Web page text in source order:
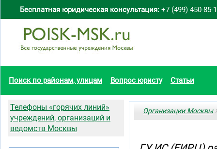
Бесплатная юридическая консультация: +7 (499) 450-85-
Поиск по районам, улицам Вопрос юристу Статьи
Организации Москвы
Телефоны «горячих линий»
учреждений, организаций и
ведомств Москвы